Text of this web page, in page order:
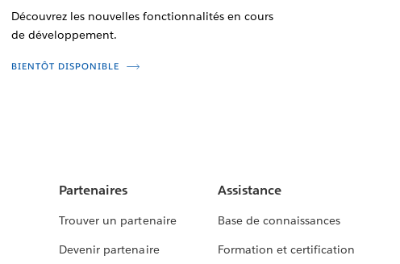
Découvrez les nouvelles fonctionnalités en cours
de développement.
BIENTÔT DISPONIBLE
Partenaires
Trouver un partenaire
Devenir partenaire
Assistance
Base de connaissances
Formation et certification